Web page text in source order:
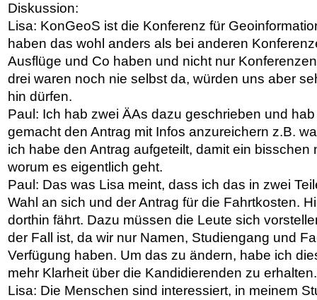
Diskussion:
Lisa: KonGeoS ist die Konferenz für
haben das wohl anders als bei anderen
Ausflüge und Co haben und nicht nur
drei waren noch nie selbst da, würden uns aber
hin dürfen.
Paul: Ich hab zwei ÄAs dazu geschrieben und
gemacht den Antrag mit Infos anzureichern z.B.
ich habe den Antrag aufgeteilt, damit ein bisschen
worum es eigentlich geht.
Paul: Das was Lisa meint, dass ich das in zwei
Wahl an sich und der Antrag für die Fahrtkosten.
dorthin fährt. Dazu müssen die Leute sich
der Fall ist, da wir nur Namen, Studiengang und
Verfügung haben. Um das zu ändern, habe ich
mehr Klarheit über die Kandidierenden zu
Lisa: Die Menschen sind interessiert, in meinem